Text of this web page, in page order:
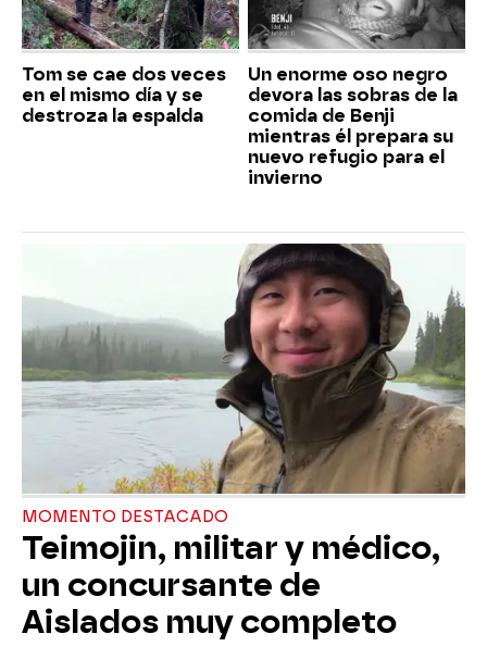
Tom se cae dos veces
en el mismo día y se
destroza la espalda
Un enorme oso negro
devora las sobras de la
comida de Benji
mientras él prepara su
nuevo refugio para el
invierno
MOMENTO DESTACADO
Teimojin, militar y médico,
un concursante de
Aislados muy completo